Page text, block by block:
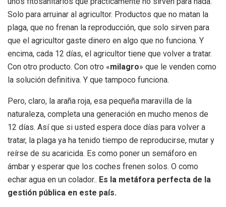
Solo para arruinar al agricultor. Productos que no matan la
plaga, que no frenan la reproducción, que solo sirven para
que el agricultor gaste dinero en algo que no funciona. Y
encima, cada 12 días, el agricultor tiene que volver a tratar.
Con otro producto. Con otro «milagro» que le venden como
la solución definitiva. Y que tampoco funciona.
Pero, claro, la araña roja, esa pequeña maravilla de la
naturaleza, completa una generación en mucho menos de
12 días. Así que si usted espera doce días para volver a
tratar, la plaga ya ha tenido tiempo de reproducirse, mutar y
reírse de su acaricida. Es como poner un semáforo en
ámbar y esperar que los coches frenen solos. O como
echar agua en un colador.. Es la metáfora perfecta de la
gestión pública en este país.